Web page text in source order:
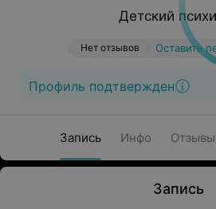
Детский
Нет отзывов Оставить
Профиль подтвержден
Запись Инфо Отзывы
Запись